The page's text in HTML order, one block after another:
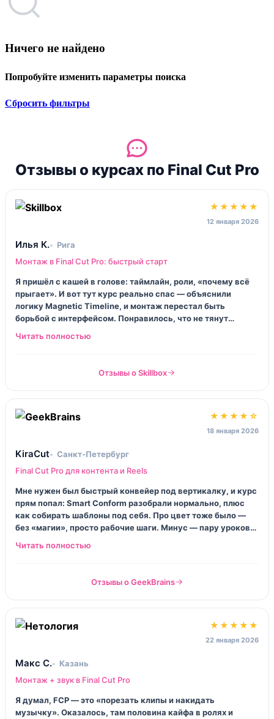
Ничего не найдено
Попробуйте изменить параметры поиска
Сбросить фильтры
Отзывы о курсах по Final Cut Pro
★★★★★
12 января 2026
Илья К.
Рига
Монтаж в Final Cut Pro: быстрый старт
Я пришёл с кашей в голове: таймлайн, роли, «почему всё
прыгает». И вот тут курс реально спас — объяснили
логику Magnetic Timeline, и монтаж перестал быть
борьбой с интерфейсом. Понравилось, что не тянут
резину: за пару недель я уже собирал ролики и не
Отзывы о Skillbox
★★★★☆
18 января 2026
KiraCut
Санкт‑Петербург
Final Cut Pro для контента и Reels
Мне нужен был быстрый конвейер под вертикалку, и курс
прям попал: Smart Conform разобрали нормально, плюс
как собирать шаблоны под себя. Про цвет тоже было —
без «магии», просто рабочие шаги. Минус — пару уроков
будто сняты на автопилоте, пересматривала на x1.25. В
Отзывы о GeekBrains
★★★★★
22 января 2026
Макс С.
Казань
Монтаж + звук в Final Cut Pro
Я думал, FCP — это «порезать клипы и накидать
музычку». Оказалось, там половина кайфа в ролях и